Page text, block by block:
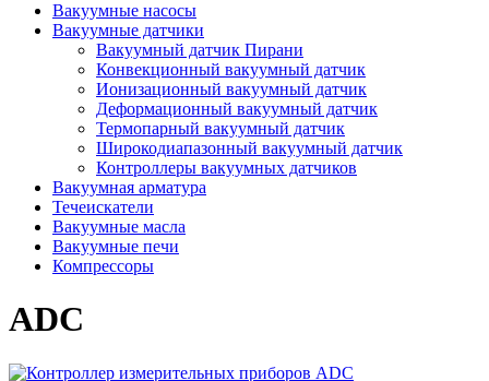
Вакуумные насосы
Вакуумные датчики
Вакуумный датчик Пирани
Конвекционный вакуумный датчик
Ионизационный вакуумный датчик
Деформационный вакуумный датчик
Термопарный вакуумный датчик
Широкодиапазонный вакуумный датчик
Контроллеры вакуумных датчиков
Вакуумная арматура
Течеискатели
Вакуумные масла
Вакуумные печи
Компрессоры
ADC